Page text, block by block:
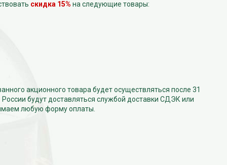
скидка 15% на следующие товары:
акционного товара будет осуществляться после 31
будут доставляться службой доставки СДЭК или
любую форму оплаты.